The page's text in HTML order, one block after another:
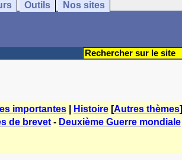
Outils Nos sites
importantes Histoire [Autres thèmes]
de brevet - Deuxième Guerre mondiale